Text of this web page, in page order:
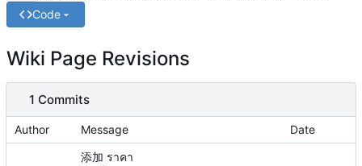
Code
Wiki Page Revisions
1 Commits
Author Message Date
添加 ราคา